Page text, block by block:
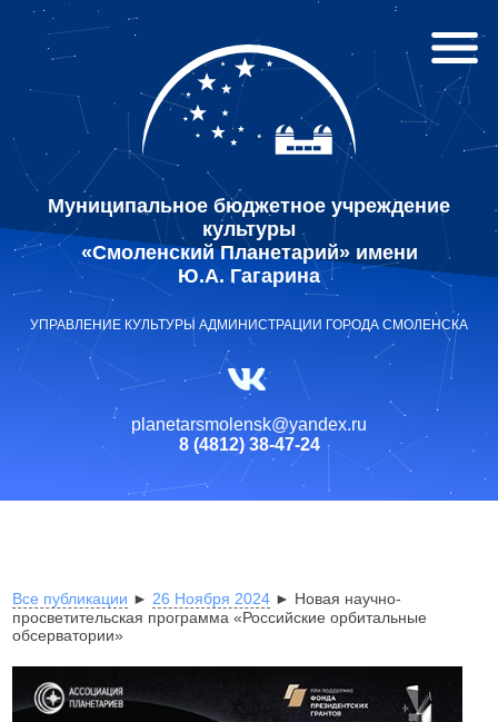
Муниципальное бюджетное учреждение
культуры
«Смоленский Планетарий» имени
Ю.А. Гагарина
УПРАВЛЕНИЕ КУЛЬТУРЫ АДМИНИСТРАЦИИ ГОРОДА СМОЛЕНСКА
planetarsmolensk@yandex.ru
8 (4812) 38-47-24
Все публикации ► 26 Ноября 2024 ► Новая научно-
просветительская программа «Российские орбитальные
обсерватории»